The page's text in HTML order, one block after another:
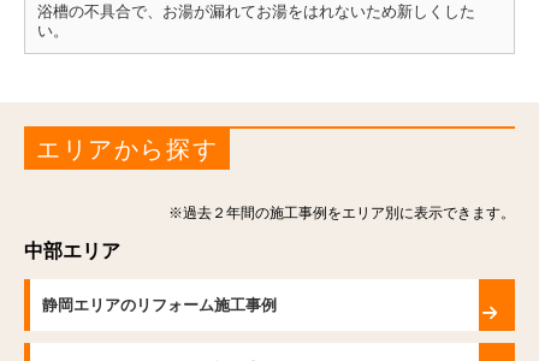
浴槽の不具合で、お湯が漏れてお湯をはれないため新しくした
い。
エリアから探す
※過去２年間の施工事例をエリア別に表示できます。
中部エリア
静岡エリアのリフォーム施工事例